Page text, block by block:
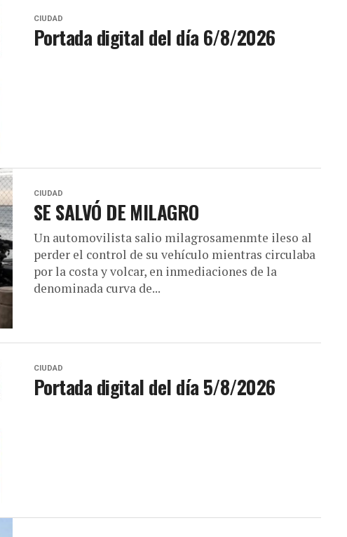
CIUDAD
Portada digital del día 6/8/2026
CIUDAD
SE SALVÓ DE MILAGRO
Un automovilista salio milagrosamenmte ileso al
perder el control de su vehículo mientras circulaba
por la costa y volcar, en inmediaciones de la
denominada curva de...
CIUDAD
Portada digital del día 5/8/2026